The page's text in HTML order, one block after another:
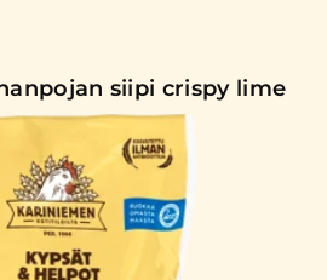
siipi crispy lime